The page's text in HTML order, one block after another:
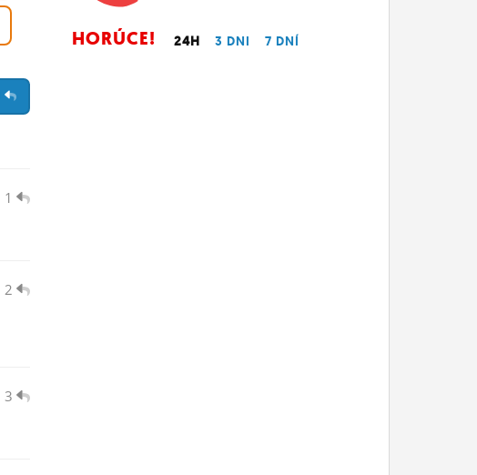
1
2
3
HORÚCE! 24H 3 DNI 7 DNÍ